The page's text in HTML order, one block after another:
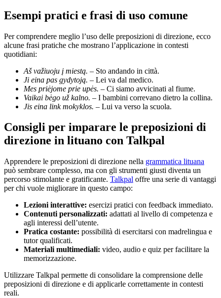
Esempi pratici e frasi di uso comune
Per comprendere meglio l’uso delle preposizioni di direzione, ecco
alcune frasi pratiche che mostrano l’applicazione in contesti
quotidiani:
Aš važiuoju į miestą. – Sto andando in città.
Ji eina pas gydytoją. – Lei va dal medico.
Mes priėjome prie upės. – Ci siamo avvicinati al fiume.
Vaikai bėgo už kalno. – I bambini correvano dietro la collina.
Jis eina link mokyklos. – Lui va verso la scuola.
Consigli per imparare le preposizioni di
direzione in lituano con Talkpal
Apprendere le preposizioni di direzione nella grammatica lituana
può sembrare complesso, ma con gli strumenti giusti diventa un
percorso stimolante e gratificante. Talkpal offre una serie di vantaggi
per chi vuole migliorare in questo campo:
Lezioni interattive: esercizi pratici con feedback immediato.
Contenuti personalizzati: adattati al livello di competenza e
agli interessi dell’utente.
Pratica costante: possibilità di esercitarsi con madrelingua e
tutor qualificati.
Materiali multimediali: video, audio e quiz per facilitare la
memorizzazione.
Utilizzare Talkpal permette di consolidare la comprensione delle
preposizioni di direzione e di applicarle correttamente in contesti
reali.